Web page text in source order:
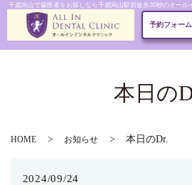
千歳烏山で歯医者をお探しなら千歳烏山駅前徒歩30秒のオール
予約フォーム
本日の
HOME お知らせ 本日のDr.
2024/09/24